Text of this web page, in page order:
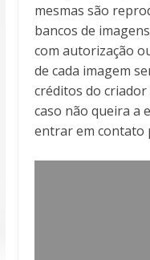
mesmas são
bancos de
com autorização
de cada imagem
créditos do criador
caso não queira a
entrar em contato